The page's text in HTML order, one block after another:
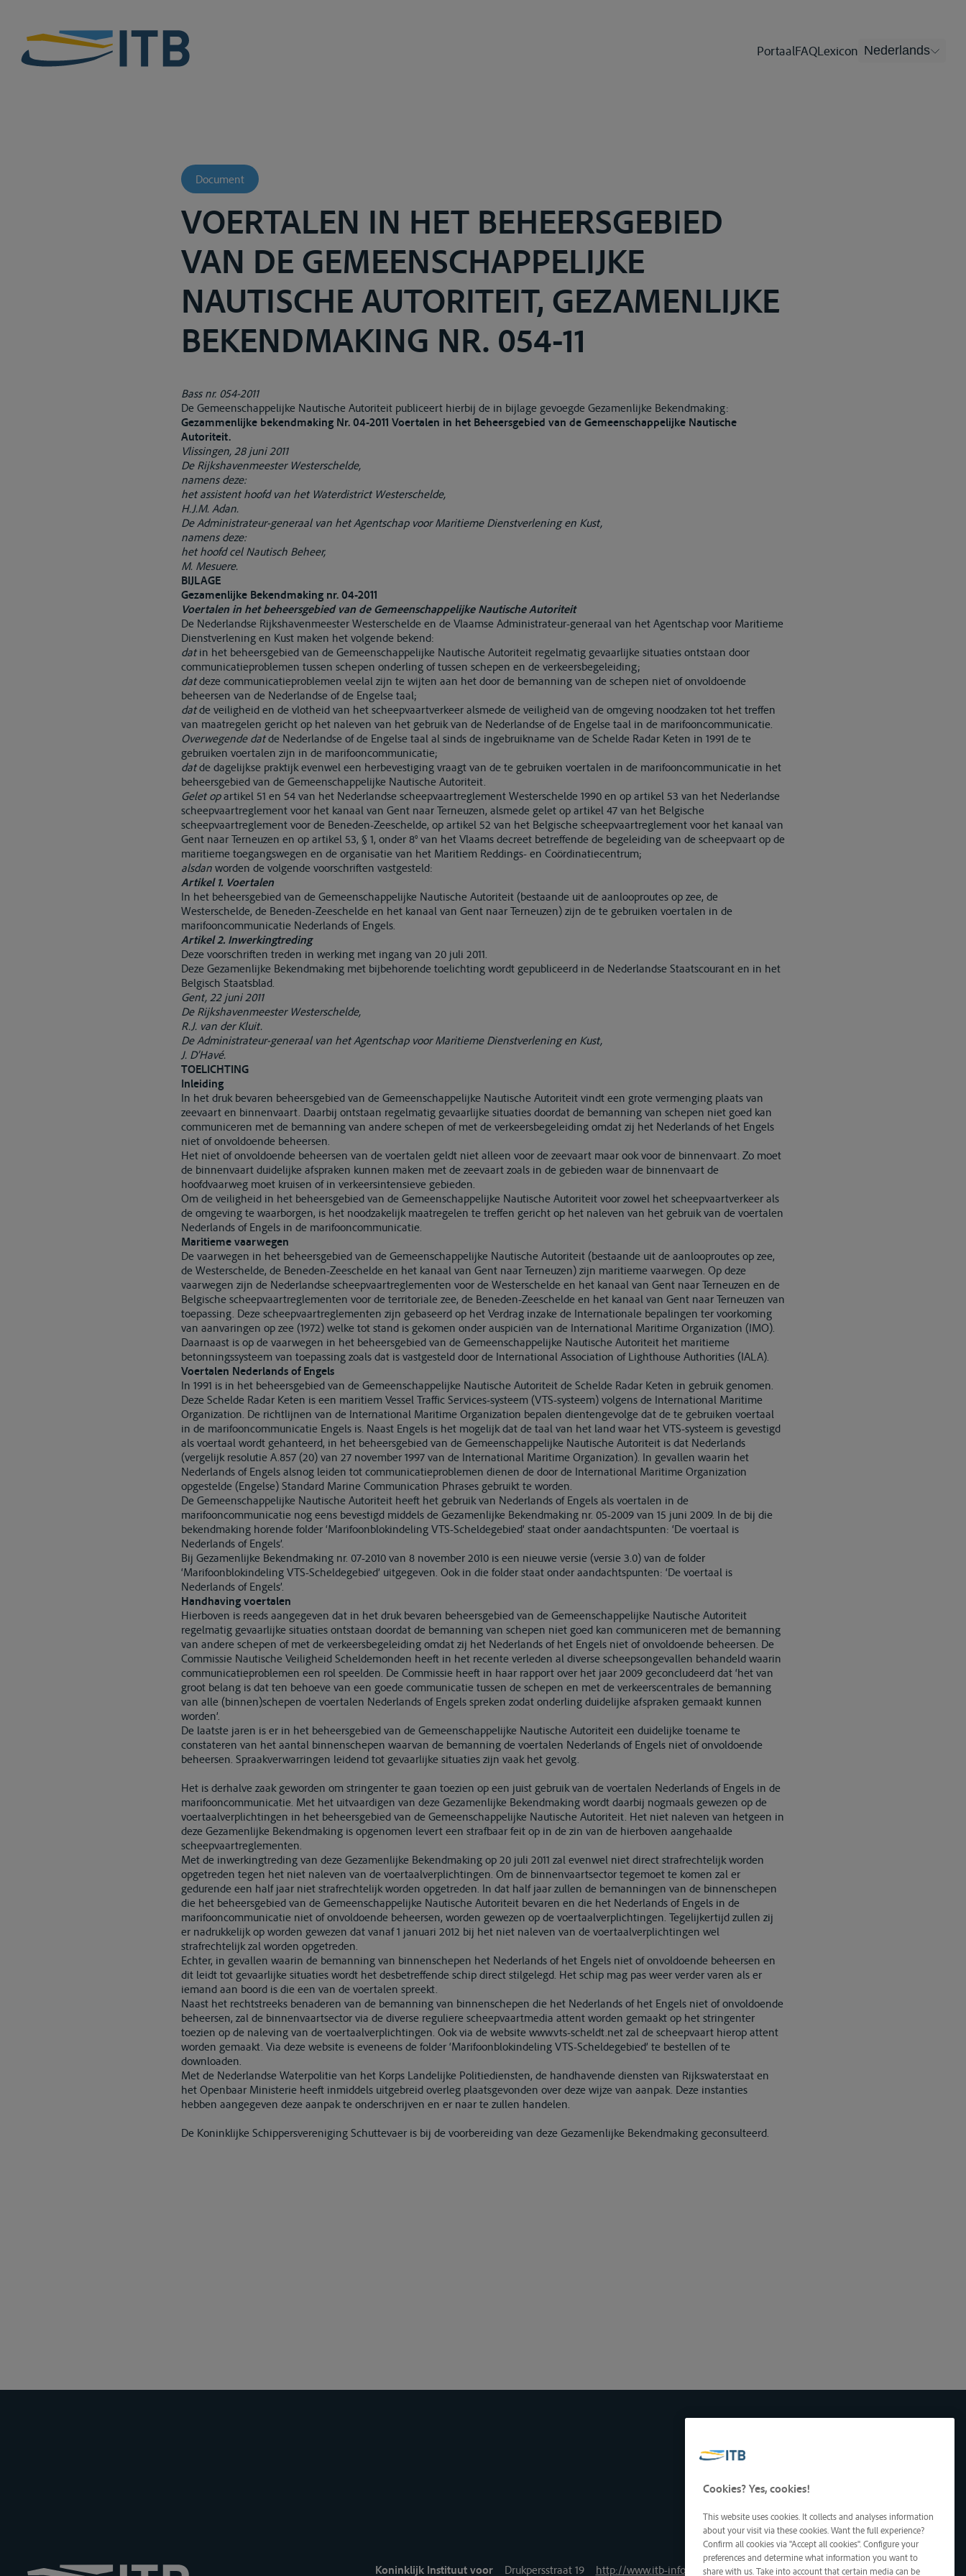
PortaalFAQLexicon Nederlands
Document
VOERTALEN IN HET BEHEERSGEBIED
VAN DE GEMEENSCHAPPELIJKE
NAUTISCHE AUTORITEIT, GEZAMENLIJKE
BEKENDMAKING NR. 054-11
Bass nr. 054-2011
De Gemeenschappelijke Nautische Autoriteit publiceert hierbij de in bijlage gevoegde Gezamenlijke Bekendmaking:
Gezammenlijke bekendmaking Nr. 04-2011 Voertalen in het Beheersgebied van de Gemeenschappelijke Nautische
Autoriteit.
Vlissingen, 28 juni 2011
De Rijkshavenmeester Westerschelde,
namens deze:
het assistent hoofd van het Waterdistrict Westerschelde,
H.J.M. Adan.
De Administrateur-generaal van het Agentschap voor Maritieme Dienstverlening en Kust,
namens deze:
het hoofd cel Nautisch Beheer,
M. Mesuere.
BIJLAGE
Gezamenlijke Bekendmaking nr. 04-2011
Voertalen in het beheersgebied van de Gemeenschappelijke Nautische Autoriteit
De Nederlandse Rijkshavenmeester Westerschelde en de Vlaamse Administrateur-generaal van het Agentschap voor Maritieme
Dienstverlening en Kust maken het volgende bekend:
datin het beheersgebied van de Gemeenschappelijke Nautische Autoriteit regelmatig gevaarlijke situaties ontstaan door
communicatieproblemen tussen schepen onderling of tussen schepen en de verkeersbegeleiding;
datdeze communicatieproblemen veelal zijn te wijten aan het door de bemanning van de schepen niet of onvoldoende
beheersen van de Nederlandse of de Engelse taal;
datde veiligheid en de vlotheid van het scheepvaartverkeer alsmede de veiligheid van de omgeving noodzaken tot het treffen
van maatregelen gericht op het naleven van het gebruik van de Nederlandse of de Engelse taal in de marifooncommunicatie.
Overwegende datde Nederlandse of de Engelse taal al sinds de ingebruikname van de Schelde Radar Keten in 1991 de te
gebruiken voertalen zijn in de marifooncommunicatie;
datde dagelijkse praktijk evenwel een herbevestiging vraagt van de te gebruiken voertalen in de marifooncommunicatie in het
beheersgebied van de Gemeenschappelijke Nautische Autoriteit.
Gelet opartikel 51 en 54 van het Nederlandse scheepvaartreglement Westerschelde 1990 en op artikel 53 van het Nederlandse
scheepvaartreglement voor het kanaal van Gent naar Terneuzen, alsmede gelet op artikel 47 van het Belgische
scheepvaartreglement voor de Beneden-Zeeschelde, op artikel 52 van het Belgische scheepvaartreglement voor het kanaal van
Gent naar Terneuzen en op artikel 53, § 1, onder 8° van het Vlaams decreet betreffende de begeleiding van de scheepvaart op de
maritieme toegangswegen en de organisatie van het Maritiem Reddings- en Coördinatiecentrum;
alsdan worden de volgende voorschriften vastgesteld:
Artikel 1. Voertalen
In het beheersgebied van de Gemeenschappelijke Nautische Autoriteit (bestaande uit de aanlooproutes op zee, de
Westerschelde, de Beneden-Zeeschelde en het kanaal van Gent naar Terneuzen) zijn de te gebruiken voertalen in de
marifooncommunicatie Nederlands of Engels.
Artikel 2. Inwerkingtreding
Deze voorschriften treden in werking met ingang van 20 juli 2011.
Deze Gezamenlijke Bekendmaking met bijbehorende toelichting wordt gepubliceerd in de Nederlandse Staatscourant en in het
Belgisch Staatsblad.
Gent, 22 juni 2011
De Rijkshavenmeester Westerschelde,
R.J. van der Kluit.
De Administrateur-generaal van het Agentschap voor Maritieme Dienstverlening en Kust,
J. D’Havé.
TOELICHTING
Inleiding
In het druk bevaren beheersgebied van de Gemeenschappelijke Nautische Autoriteit vindt een grote vermenging plaats van
zeevaart en binnenvaart. Daarbij ontstaan regelmatig gevaarlijke situaties doordat de bemanning van schepen niet goed kan
communiceren met de bemanning van andere schepen of met de verkeersbegeleiding omdat zij het Nederlands of het Engels
niet of onvoldoende beheersen.
Het niet of onvoldoende beheersen van de voertalen geldt niet alleen voor de zeevaart maar ook voor de binnenvaart. Zo moet
de binnenvaart duidelijke afspraken kunnen maken met de zeevaart zoals in de gebieden waar de binnenvaart de
hoofdvaarweg moet kruisen of in verkeersintensieve gebieden.
Om de veiligheid in het beheersgebied van de Gemeenschappelijke Nautische Autoriteit voor zowel het scheepvaartverkeer als
de omgeving te waarborgen, is het noodzakelijk maatregelen te treffen gericht op het naleven van het gebruik van de voertalen
Nederlands of Engels in de marifooncommunicatie.
Maritieme vaarwegen
De vaarwegen in het beheersgebied van de Gemeenschappelijke Nautische Autoriteit (bestaande uit de aanlooproutes op zee,
de Westerschelde, de Beneden-Zeeschelde en het kanaal van Gent naar Terneuzen) zijn maritieme vaarwegen. Op deze
vaarwegen zijn de Nederlandse scheepvaartreglementen voor de Westerschelde en het kanaal van Gent naar Terneuzen en de
Belgische scheepvaartreglementen voor de territoriale zee, de Beneden-Zeeschelde en het kanaal van Gent naar Terneuzen van
toepassing. Deze scheepvaartreglementen zijn gebaseerd op het Verdrag inzake de Internationale bepalingen ter voorkoming
van aanvaringen op zee (1972) welke tot stand is gekomen onder auspiciën van de International Maritime Organization (IMO).
Daarnaast is op de vaarwegen in het beheersgebied van de Gemeenschappelijke Nautische Autoriteit het maritieme
betonningssysteem van toepassing zoals dat is vastgesteld door de International Association of Lighthouse Authorities (IALA).
Voertalen Nederlands of Engels
In 1991 is in het beheersgebied van de Gemeenschappelijke Nautische Autoriteit de Schelde Radar Keten in gebruik genomen.
Deze Schelde Radar Keten is een maritiem Vessel Traffic Services-systeem (VTS-systeem) volgens de International Maritime
Organization. De richtlijnen van de International Maritime Organization bepalen dientengevolge dat de te gebruiken voertaal
in de marifooncommunicatie Engels is. Naast Engels is het mogelijk dat de taal van het land waar het VTS-systeem is gevestigd
als voertaal wordt gehanteerd, in het beheersgebied van de Gemeenschappelijke Nautische Autoriteit is dat Nederlands
(vergelijk resolutie A.857 (20) van 27 november 1997 van de International Maritime Organization). In gevallen waarin het
Nederlands of Engels alsnog leiden tot communicatieproblemen dienen de door de International Maritime Organization
opgestelde (Engelse) Standard Marine Communication Phrases gebruikt te worden.
De Gemeenschappelijke Nautische Autoriteit heeft het gebruik van Nederlands of Engels als voertalen in de
marifooncommunicatie nog eens bevestigd middels de Gezamenlijke Bekendmaking nr. 05-2009 van 15 juni 2009. In de bij die
bekendmaking horende folder ‘Marifoonblokindeling VTS-Scheldegebied’ staat onder aandachtspunten: ‘De voertaal is
Nederlands of Engels’.
Bij Gezamenlijke Bekendmaking nr. 07-2010 van 8 november 2010 is een nieuwe versie (versie 3.0) van de folder
‘Marifoonblokindeling VTS-Scheldegebied’ uitgegeven. Ook in die folder staat onder aandachtspunten: ‘De voertaal is
Nederlands of Engels’.
Handhaving voertalen
Hierboven is reeds aangegeven dat in het druk bevaren beheersgebied van de Gemeenschappelijke Nautische Autoriteit
regelmatig gevaarlijke situaties ontstaan doordat de bemanning van schepen niet goed kan communiceren met de bemanning
van andere schepen of met de verkeersbegeleiding omdat zij het Nederlands of het Engels niet of onvoldoende beheersen. De
Commissie Nautische Veiligheid Scheldemonden heeft in het recente verleden al diverse scheepsongevallen behandeld waarin
communicatieproblemen een rol speelden. De Commissie heeft in haar rapport over het jaar 2009 geconcludeerd dat ‘het van
groot belang is dat ten behoeve van een goede communicatie tussen de schepen en met de verkeerscentrales de bemanning
van alle (binnen)schepen de voertalen Nederlands of Engels spreken zodat onderling duidelijke afspraken gemaakt kunnen
worden’.
De laatste jaren is er in het beheersgebied van de Gemeenschappelijke Nautische Autoriteit een duidelijke toename te
constateren van het aantal binnenschepen waarvan de bemanning de voertalen Nederlands of Engels niet of onvoldoende
beheersen. Spraakverwarringen leidend tot gevaarlijke situaties zijn vaak het gevolg.
Het is derhalve zaak geworden om stringenter te gaan toezien op een juist gebruik van de voertalen Nederlands of Engels in de
marifooncommunicatie. Met het uitvaardigen van deze Gezamenlijke Bekendmaking wordt daarbij nogmaals gewezen op de
voertaalverplichtingen in het beheersgebied van de Gemeenschappelijke Nautische Autoriteit. Het niet naleven van hetgeen in
deze Gezamenlijke Bekendmaking is opgenomen levert een strafbaar feit op in de zin van de hierboven aangehaalde
scheepvaartreglementen.
Met de inwerkingtreding van deze Gezamenlijke Bekendmaking op 20 juli 2011 zal evenwel niet direct strafrechtelijk worden
opgetreden tegen het niet naleven van de voertaalverplichtingen. Om de binnenvaartsector tegemoet te komen zal er
gedurende een half jaar niet strafrechtelijk worden opgetreden. In dat half jaar zullen de bemanningen van de binnenschepen
die het beheersgebied van de Gemeenschappelijke Nautische Autoriteit bevaren en die het Nederlands of Engels in de
marifooncommunicatie niet of onvoldoende beheersen, worden gewezen op de voertaalverplichtingen. Tegelijkertijd zullen zij
er nadrukkelijk op worden gewezen dat vanaf 1 januari 2012 bij het niet naleven van de voertaalverplichtingen wel
strafrechtelijk zal worden opgetreden.
Echter, in gevallen waarin de bemanning van binnenschepen het Nederlands of het Engels niet of onvoldoende beheersen en
dit leidt tot gevaarlijke situaties wordt het desbetreffende schip direct stilgelegd. Het schip mag pas weer verder varen als er
iemand aan boord is die een van de voertalen spreekt.
Naast het rechtstreeks benaderen van de bemanning van binnenschepen die het Nederlands of het Engels niet of onvoldoende
beheersen, zal de binnenvaartsector via de diverse reguliere scheepvaartmedia attent worden gemaakt op het stringenter
toezien op de naleving van de voertaalverplichtingen. Ook via de website www.vts-scheldt.net zal de scheepvaart hierop attent
worden gemaakt. Via deze website is eveneens de folder ‘Marifoonblokindeling VTS-Scheldegebied’ te bestellen of te
downloaden.
Met de Nederlandse Waterpolitie van het Korps Landelijke Politiediensten, de handhavende diensten van Rijkswaterstaat en
het Openbaar Ministerie heeft inmiddels uitgebreid overleg plaatsgevonden over deze wijze van aanpak. Deze instanties
hebben aangegeven deze aanpak te onderschrijven en er naar te zullen handelen.
De Koninklijke Schippersvereniging Schuttevaer is bij de voorbereiding van deze Gezamenlijke Bekendmaking geconsulteerd.
Koninklijk Instituut voor Drukpersstraat 19 http://www.itb-info.be
Cookies? Yes, cookies!
This website uses cookies. It collects and analyses information
about your visit via these cookies. Want the full experience?
Confirm all cookies via "Accept all cookies". Configure your
preferences and determine what information you want to
share with us. Take into account that certain media can be